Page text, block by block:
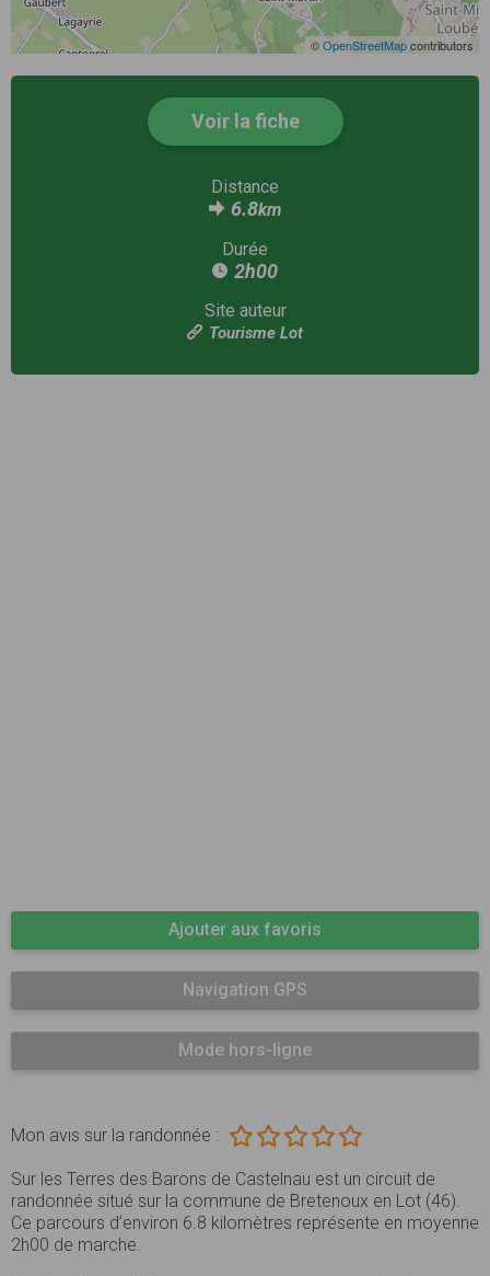
©OpenStreetMapcontributors
Voir la fiche
Distance
6.8km
Durée
2h00
Site auteur
Tourisme Lot
Ajouter aux favoris
Navigation GPS
Mode hors-ligne
Mon avis sur la randonnée :
Sur les Terres des Barons de Castelnau est un circuit de
randonnée situé sur la commune de Bretenoux en Lot (46).
Ce parcours d’environ 6.8 kilomètres représente en moyenne
2h00 de marche.